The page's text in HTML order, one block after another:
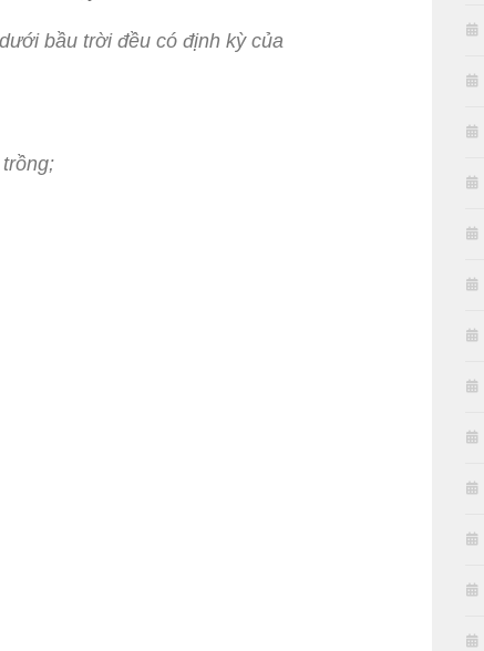
bầu trời đều có định kỳ của